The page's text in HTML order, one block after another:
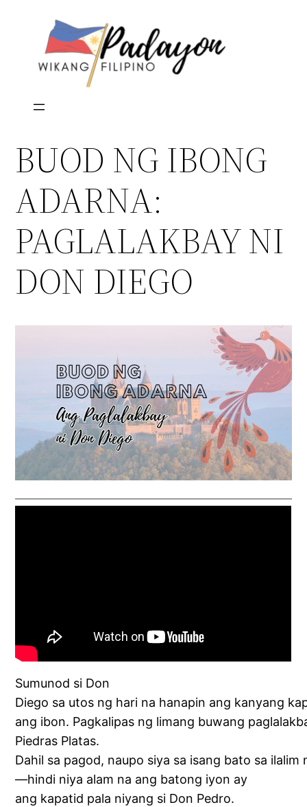
BUOD NG IBONG
ADARNA:
PAGLALAKBAY NI
DON DIEGO
Sumunod si Don
Diego sa utos ng hari na hanapin ang kanyang
ang ibon. Pagkalipas ng limang buwang
Piedras Platas.
Dahil sa pagod, naupo siya sa isang bato sa ilalim
—hindi niya alam na ang batong iyon ay
ang kapatid pala niyang si Don Pedro.